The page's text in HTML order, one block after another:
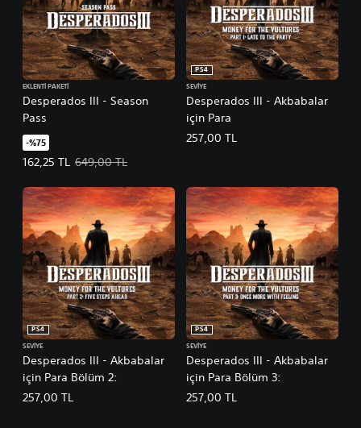
Desperados III - Season
Pass
EKLENTI PAKETI
-%75
162,25 TL
Teklif edilen fiyat, 162,25 TL. Orijinal fiyat, 649,00 TL.
649,00 TL
Desperados III - Akbabalar
için Para
PS4
SEVIYE
257,00 TL
Desperados III - Akbabalar
için Para Bölüm 2:
PS4
SEVIYE
257,00 TL
Desperados III - Akbabalar
için Para Bölüm 3:
PS4
SEVIYE
257,00 TL